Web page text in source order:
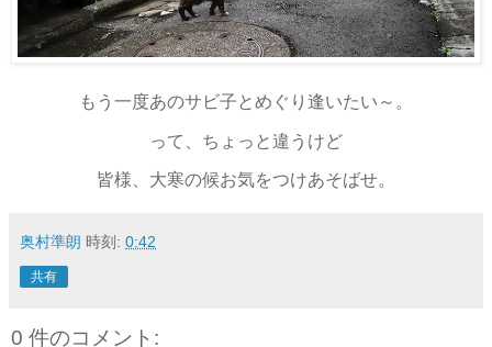
もう一度あのサビ子とめぐり逢いたい～。
って、ちょっと違うけど
皆様、大寒の候お気をつけあそばせ。
奥村準朗 時刻: 0:42
共有
0 件のコメント: